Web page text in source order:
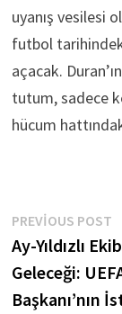
uyanış vesilesi
futbol tarihindeki
açacak.
tutum, sadece
hücum
Yazı
PREVIOUS POST
Ay-Yıldızlı
Geleceği:
Başkanı’nın